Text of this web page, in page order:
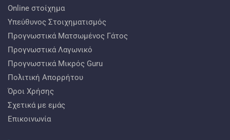
Online στοίχημα
Υπεύθυνος Στοιχηματισμός
Προγνωστικά Ματσωμένος Γάτος
Προγνωστικά Λαγωνικό
Προγνωστικά Mικρός Guru
Πολιτική Απορρήτου
Όροι Χρήσης
Σχετικά με εμάς
Επικοινωνία